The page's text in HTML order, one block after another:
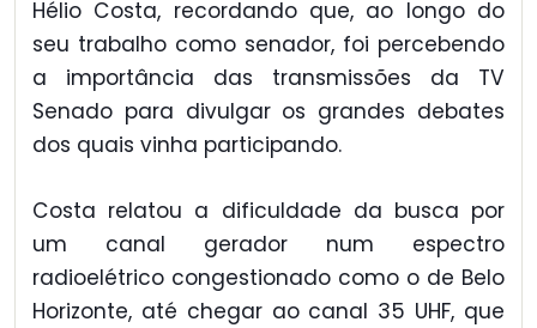
Hélio Costa, recordando que, ao longo do
seu trabalho como senador, foi percebendo
a importância das transmissões da TV
Senado para divulgar os grandes debates
dos quais vinha participando.
Costa relatou a dificuldade da busca por
um canal gerador num espectro
radioelétrico congestionado como o de Belo
Horizonte, até chegar ao canal 35 UHF, que